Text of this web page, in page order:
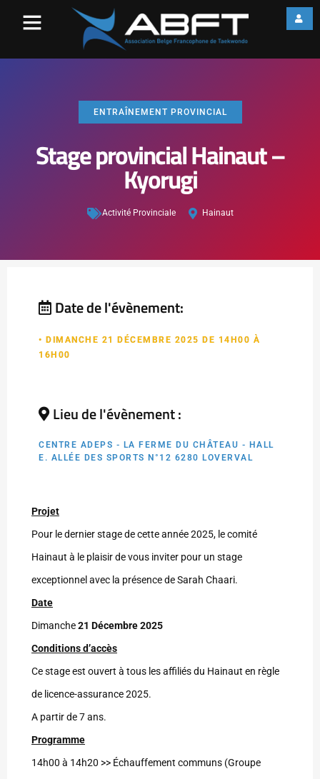
ENTRAÎNEMENT PROVINCIAL
Stage provincial Hainaut –
Kyorugi
Activité Provinciale Hainaut
Date de l'évènement:
• DIMANCHE 21 DÉCEMBRE 2025 DE 14H00 À
16H00
Lieu de l'évènement :
CENTRE ADEPS - LA FERME DU CHÂTEAU - HALL
E. ALLÉE DES SPORTS N°12 6280 LOVERVAL
Projet
Pour le dernier stage de cette année 2025, le comité
Hainaut à le plaisir de vous inviter pour un stage
exceptionnel avec la présence de Sarah Chaari.
Date
Dimanche21 Décembre 2025
Conditions d’accès
Ce stage est ouvert à tous les affiliés du Hainaut en règle
de licence-assurance 2025.
A partir de 7 ans.
Programme
14h00 à 14h20 >> Échauffement communs (Groupe